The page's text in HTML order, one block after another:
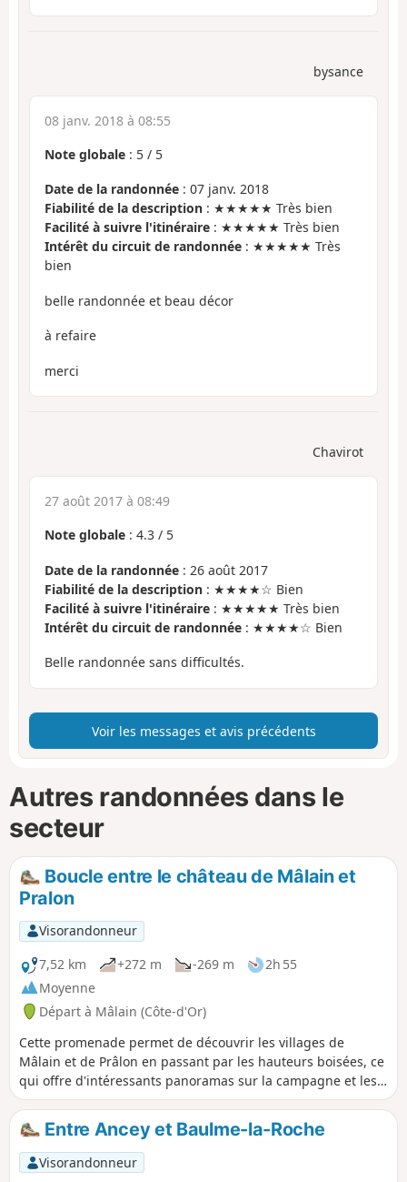
bysance
08 janv. 2018 à 08:55
Note globale : 5 / 5
Date de la randonnée : 07 janv. 2018
Fiabilité de la description : ★★★★★ Très bien
Facilité à suivre l'itinéraire : ★★★★★ Très bien
Intérêt du circuit de randonnée : ★★★★★ Très
bien
belle randonnée et beau décor
à refaire
merci
Chavirot
27 août 2017 à 08:49
Note globale : 4.3 / 5
Date de la randonnée : 26 août 2017
Fiabilité de la description : ★★★★☆ Bien
Facilité à suivre l'itinéraire : ★★★★★ Très bien
Intérêt du circuit de randonnée : ★★★★☆ Bien
Belle randonnée sans difficultés.
Voir les messages et avis précédents
Autres randonnées dans le
secteur
Boucle entre le château de Mâlain et
Pralon
Visorandonneur
7,52 km
+272 m -269 m
2h 55
Moyenne
Départ à Mâlain (Côte-d'Or)
Cette promenade permet de découvrir les villages de
Mâlain et de Prâlon en passant par les hauteurs boisées, ce
qui offre d'intéressants panoramas sur la campagne et les
bois environnants. Intéressants points de vue sur le village
et le château de Mâlain, et les falaises de Baume la Roche.
On suit l'échine de la Vouivre, ce serpent de roches
calcaires qui circule entre les collines.
Entre Ancey et Baulme-la-Roche
Visorandonneur